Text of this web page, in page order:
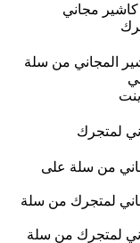
كاشير مجاني
المجاني من سلة
لمتجرك
من سلة على
لمتجرك من سلة
لمتجرك من سلة